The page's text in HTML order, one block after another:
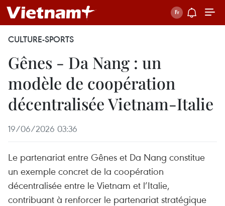
CULTURE-SPORTS
Gênes - Da Nang : un
modèle de coopération
décentralisée Vietnam-Italie
19/06/2026 03:36
Le partenariat entre Gênes et Da Nang constitue
un exemple concret de la coopération
décentralisée entre le Vietnam et l’Italie,
contribuant à renforcer le partenariat stratégique